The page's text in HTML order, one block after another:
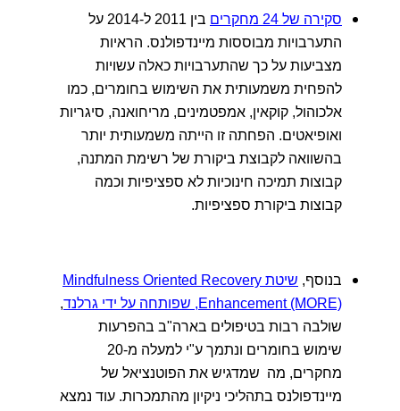
סקירה של 24 מחקרים
בין 2011 ל-2014 על
התערבויות מבוססות מיינדפולנס. הראיות
מצביעות על כך שהתערבויות כאלה עשויות
להפחית משמעותית את השימוש בחומרים, כמו
אלכוהול, קוקאין, אמפטמינים, מריחואנה, סיגריות
ואופיאטים. הפחתה זו הייתה משמעותית יותר
בהשוואה לקבוצת ביקורת של רשימת המתנה,
קבוצות תמיכה חינוכיות לא ספציפיות וכמה
קבוצות ביקורת ספציפיות.
בנוסף,
שיטת Mindfulness Oriented Recovery
Enhancement (MORE), שפותחה על ידי גרלנד
,
שולבה רבות בטיפולים בארה"ב בהפרעות
שימוש בחומרים ונתמך ע"י למעלה מ-20
מחקרים, מה שמדגיש את הפוטנציאל של
מיינדפולנס בתהליכי ניקיון מהתמכרות. עוד נמצא